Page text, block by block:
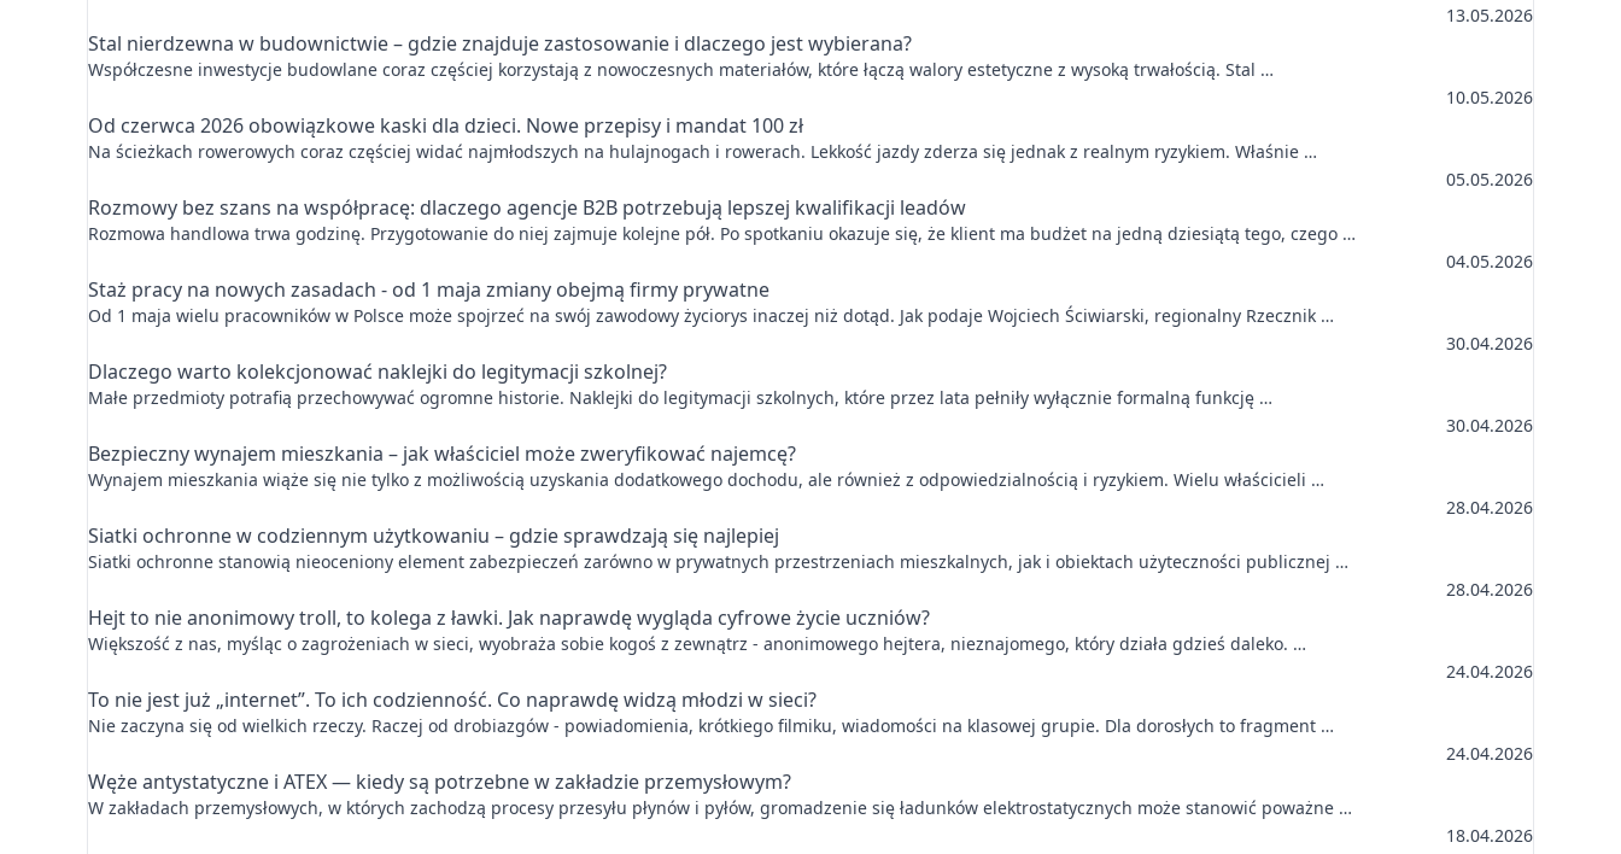
13.05.2026
Stal nierdzewna w budownictwie – gdzie znajduje zastosowanie i dlaczego jest wybierana?
Współczesne inwestycje budowlane coraz częściej korzystają z nowoczesnych materiałów, które łączą walory estetyczne z wysoką trwałością. Stal …
10.05.2026
Od czerwca 2026 obowiązkowe kaski dla dzieci. Nowe przepisy i mandat 100 zł
Na ścieżkach rowerowych coraz częściej widać najmłodszych na hulajnogach i rowerach. Lekkość jazdy zderza się jednak z realnym ryzykiem. Właśnie …
05.05.2026
Rozmowy bez szans na współpracę: dlaczego agencje B2B potrzebują lepszej kwalifikacji leadów
Rozmowa handlowa trwa godzinę. Przygotowanie do niej zajmuje kolejne pół. Po spotkaniu okazuje się, że klient ma budżet na jedną dziesiątą tego, czego …
04.05.2026
Staż pracy na nowych zasadach - od 1 maja zmiany obejmą firmy prywatne
Od 1 maja wielu pracowników w Polsce może spojrzeć na swój zawodowy życiorys inaczej niż dotąd. Jak podaje Wojciech Ściwiarski, regionalny Rzecznik …
30.04.2026
Dlaczego warto kolekcjonować naklejki do legitymacji szkolnej?
Małe przedmioty potrafią przechowywać ogromne historie. Naklejki do legitymacji szkolnych, które przez lata pełniły wyłącznie formalną funkcję …
30.04.2026
Bezpieczny wynajem mieszkania – jak właściciel może zweryfikować najemcę?
Wynajem mieszkania wiąże się nie tylko z możliwością uzyskania dodatkowego dochodu, ale również z odpowiedzialnością i ryzykiem. Wielu właścicieli …
28.04.2026
Siatki ochronne w codziennym użytkowaniu – gdzie sprawdzają się najlepiej
Siatki ochronne stanowią nieoceniony element zabezpieczeń zarówno w prywatnych przestrzeniach mieszkalnych, jak i obiektach użyteczności publicznej …
28.04.2026
Hejt to nie anonimowy troll, to kolega z ławki. Jak naprawdę wygląda cyfrowe życie uczniów?
Większość z nas, myśląc o zagrożeniach w sieci, wyobraża sobie kogoś z zewnątrz - anonimowego hejtera, nieznajomego, który działa gdzieś daleko. …
24.04.2026
To nie jest już „internet”. To ich codzienność. Co naprawdę widzą młodzi w sieci?
Nie zaczyna się od wielkich rzeczy. Raczej od drobiazgów - powiadomienia, krótkiego filmiku, wiadomości na klasowej grupie. Dla dorosłych to fragment …
24.04.2026
Węże antystatyczne i ATEX — kiedy są potrzebne w zakładzie przemysłowym?
W zakładach przemysłowych, w których zachodzą procesy przesyłu płynów i pyłów, gromadzenie się ładunków elektrostatycznych może stanowić poważne …
18.04.2026